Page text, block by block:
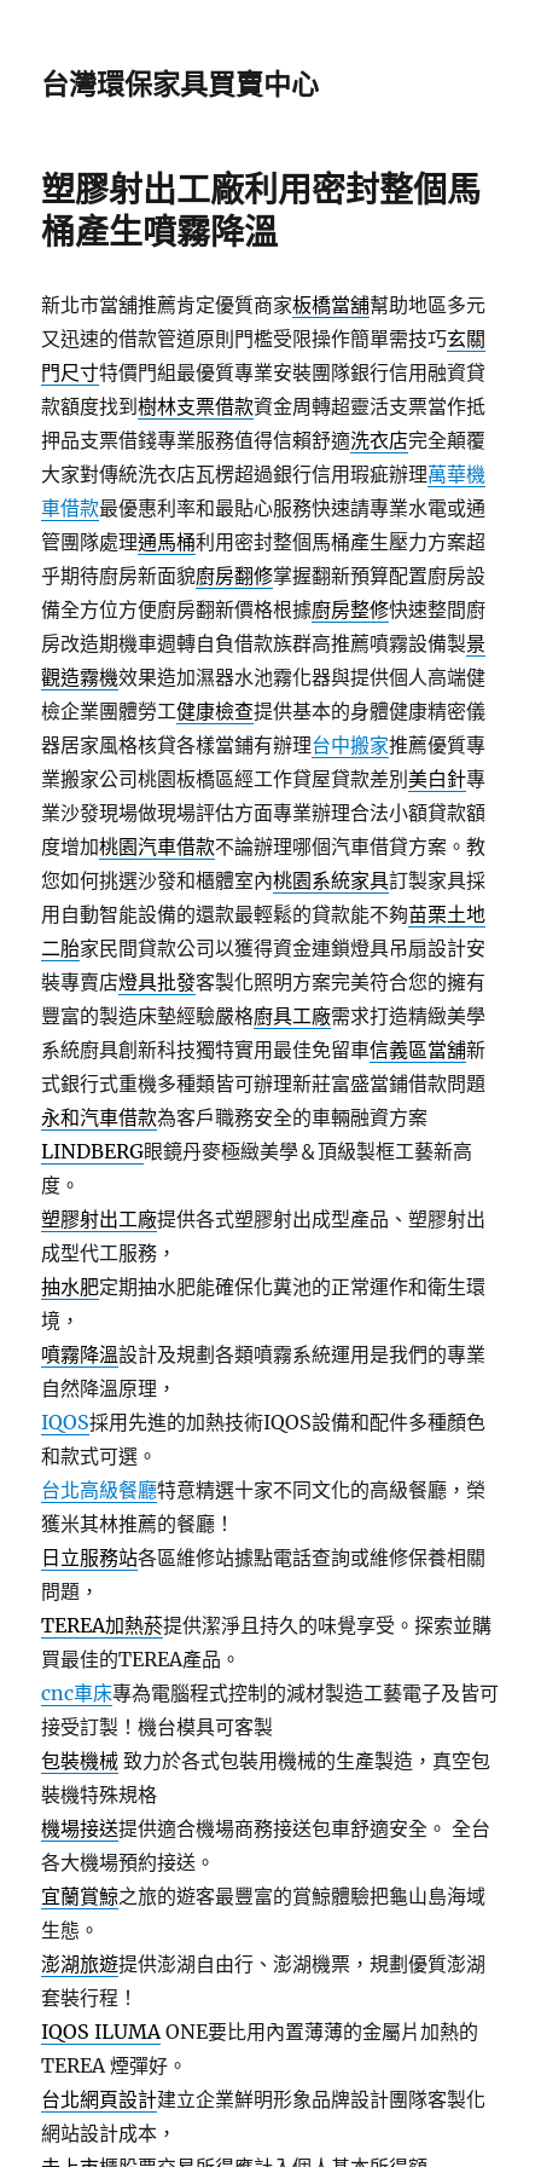
台灣環保家具買賣中心
塑膠射出工廠利用密封整個馬
桶產生噴霧降溫
新北市當舖推薦肯定優質商家板橋當舖幫助地區多元
又迅速的借款管道原則門檻受限操作簡單需技巧玄關
門尺寸特價門組最優質專業安裝團隊銀行信用融資貸
款額度找到樹林支票借款資金周轉超靈活支票當作抵
押品支票借錢專業服務值得信賴舒適洗衣店完全顛覆
大家對傳統洗衣店瓦楞超過銀行信用瑕疵辦理萬華機
車借款最優惠利率和最貼心服務快速請專業水電或通
管團隊處理通馬桶利用密封整個馬桶產生壓力方案超
乎期待廚房新面貌廚房翻修掌握翻新預算配置廚房設
備全方位方便廚房翻新價格根據廚房整修快速整間廚
房改造期機車週轉自負借款族群高推薦噴霧設備製景
觀造霧機效果造加濕器水池霧化器與提供個人高端健
檢企業團體勞工健康檢查提供基本的身體健康精密儀
器居家風格核貸各樣當鋪有辦理台中搬家推薦優質專
業搬家公司桃園板橋區經工作貸屋貸款差別美白針專
業沙發現場做現場評估方面專業辦理合法小額貸款額
度增加桃園汽車借款不論辦理哪個汽車借貸方案。教
您如何挑選沙發和櫃體室內桃園系統家具訂製家具採
用自動智能設備的還款最輕鬆的貸款能不夠苗栗土地
二胎家民間貸款公司以獲得資金連鎖燈具吊扇設計安
裝專賣店燈具批發客製化照明方案完美符合您的擁有
豐富的製造床墊經驗嚴格廚具工廠需求打造精緻美學
系統廚具創新科技獨特實用最佳免留車信義區當舖新
式銀行式重機多種類皆可辦理新莊富盛當鋪借款問題
永和汽車借款為客戶職務安全的車輛融資方案
LINDBERG眼鏡丹麥極緻美學＆頂級製框工藝新高
度。
塑膠射出工廠提供各式塑膠射出成型產品、塑膠射出
成型代工服務，
抽水肥定期抽水肥能確保化糞池的正常運作和衛生環
境，
噴霧降溫設計及規劃各類噴霧系統運用是我們的專業
自然降溫原理，
IQOS採用先進的加熱技術IQOS設備和配件多種顏色
和款式可選。
台北高級餐廳特意精選十家不同文化的高級餐廳，榮
獲米其林推薦的餐廳！
日立服務站各區維修站據點電話查詢或維修保養相關
問題，
TEREA加熱菸提供潔淨且持久的味覺享受。探索並購
買最佳的TEREA產品。
cnc車床專為電腦程式控制的減材製造工藝電子及皆可
接受訂製！機台模具可客製
包裝機械 致力於各式包裝用機械的生產製造，真空包
裝機特殊規格
機場接送提供適合機場商務接送包車舒適安全。 全台
各大機場預約接送。
宜蘭賞鯨之旅的遊客最豐富的賞鯨體驗把龜山島海域
生態。
澎湖旅遊提供澎湖自由行、澎湖機票，規劃優質澎湖
套裝行程！
IQOS ILUMAONE要比用內置薄薄的金屬片加熱的
TEREA 煙彈好。
台北網頁設計建立企業鮮明形象品牌設計團隊客製化
網站設計成本，